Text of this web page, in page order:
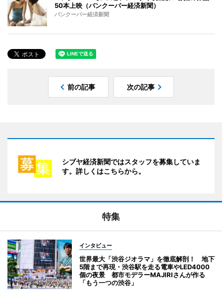
50本上映（バンクーバー経済新聞）
バンクーバー経済新聞
前の記事 次の記事
シブヤ経済新聞ではスタッフを募集していま
す。詳しくはこちらから。
特集
インタビュー
世界最大「渋谷ジオラマ」を徹底解剖！ 地下
5階まで再現・渋谷駅を走る電車やLED4000
個の夜景 都市モデラーMAJIRIさんが作る
「もう一つの渋谷」